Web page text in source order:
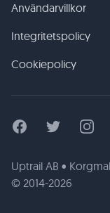
Användarvillkor
Integritetspolicy
Cookiepolicy
FacebookTwitter
Uptrail AB •
© 2014-2026